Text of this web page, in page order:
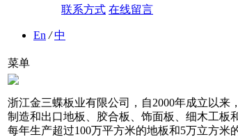
联系方式 在线留言
En /中
菜单
浙江金三蝶板业有限公司，自2000年成立以来
制造和出口地板、胶合板、饰面板、细木工板
每年生产超过100万平方米的地板和5万立方米